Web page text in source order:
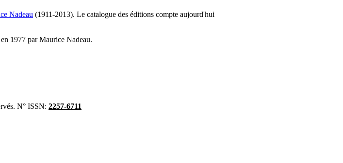
Nadeau (1911-2013). Le catalogue des éditions compte aujourd'hui
1977 par Maurice Nadeau.
N° ISSN: 2257-6711